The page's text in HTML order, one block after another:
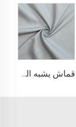
قماش يشبه الدنيم المطاطي من مادة TR